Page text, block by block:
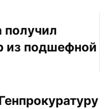
получил
из подшефной